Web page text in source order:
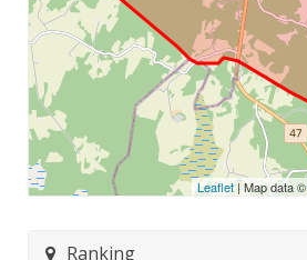
Leaflet| Map data ©
Ranking